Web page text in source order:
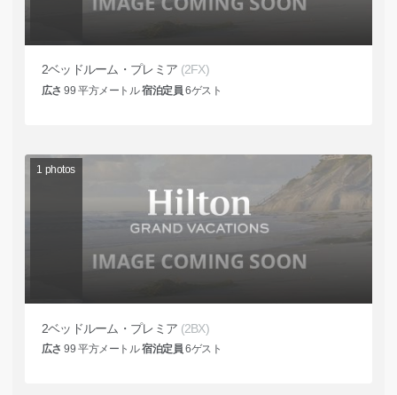
2ベッドルーム・プレミア (2FX)
広さ 99 平方メートル宿泊定員 6ゲスト
1 photos
2ベッドルーム・プレミア (2BX)
広さ 99 平方メートル宿泊定員 6ゲスト